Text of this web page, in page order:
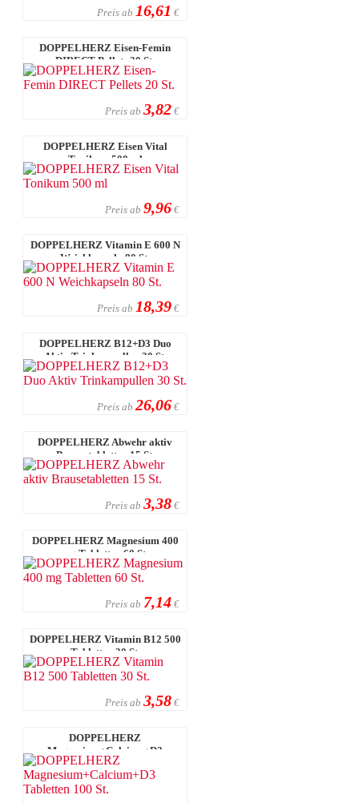
Preis ab 16,61 €
DOPPELHERZ Eisen-Femin
DIRECT Pellets 20 St.
Preis ab 3,82 €
DOPPELHERZ Eisen Vital
Tonikum 500 ml
Preis ab 9,96 €
DOPPELHERZ Vitamin E 600 N
Weichkapseln 80 St.
Preis ab 18,39 €
DOPPELHERZ B12+D3 Duo
Aktiv Trinkampullen 30 St.
Preis ab 26,06 €
DOPPELHERZ Abwehr aktiv
Brausetabletten 15 St.
Preis ab 3,38 €
DOPPELHERZ Magnesium 400
mg Tabletten 60 St.
Preis ab 7,14 €
DOPPELHERZ Vitamin B12 500
Tabletten 30 St.
Preis ab 3,58 €
DOPPELHERZ
Magnesium+Calcium+D3
Tabletten 100 St.